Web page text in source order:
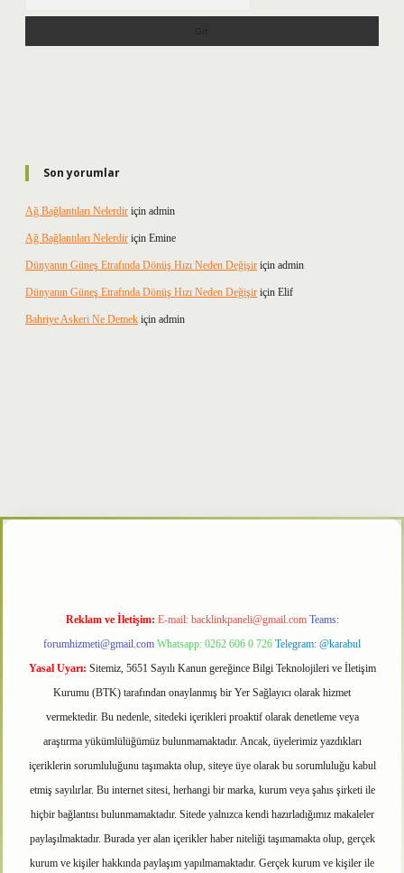
Son yorumlar
Ağ Bağlantıları Nelerdir için admin
Ağ Bağlantıları Nelerdir için Emine
Dünyanın Güneş Etrafında Dönüş Hızı Neden Değişir için admin
Dünyanın Güneş Etrafında Dönüş Hızı Neden Değişir için Elif
Bahriye Askeri Ne Demek için admin
Reklam ve İletişim: E-mail: backlinkpaneli@gmail.com Teams:
forumhizmeti@gmail.com Whatsapp: 0262 606 0 726 Telegram: @karabul
Yasal Uyarı: Sitemiz, 5651 Sayılı Kanun gereğince Bilgi Teknolojileri ve İletişim
Kurumu (BTK) tarafından onaylanmış bir Yer Sağlayıcı olarak hizmet
vermektedir. Bu nedenle, sitedeki içerikleri proaktif olarak denetleme veya
araştırma yükümlülüğümüz bulunmamaktadır. Ancak, üyelerimiz yazdıkları
içeriklerin sorumluluğunu taşımakta olup, siteye üye olarak bu sorumluluğu kabul
etmiş sayılırlar. Bu internet sitesi, herhangi bir marka, kurum veya şahıs şirketi ile
hiçbir bağlantısı bulunmamaktadır. Sitede yalnızca kendi hazırladığımız makaleler
paylaşılmaktadır. Burada yer alan içerikler haber niteliği taşımamakta olup, gerçek
kurum ve kişiler hakkında paylaşım yapılmamaktadır. Gerçek kurum ve kişiler ile